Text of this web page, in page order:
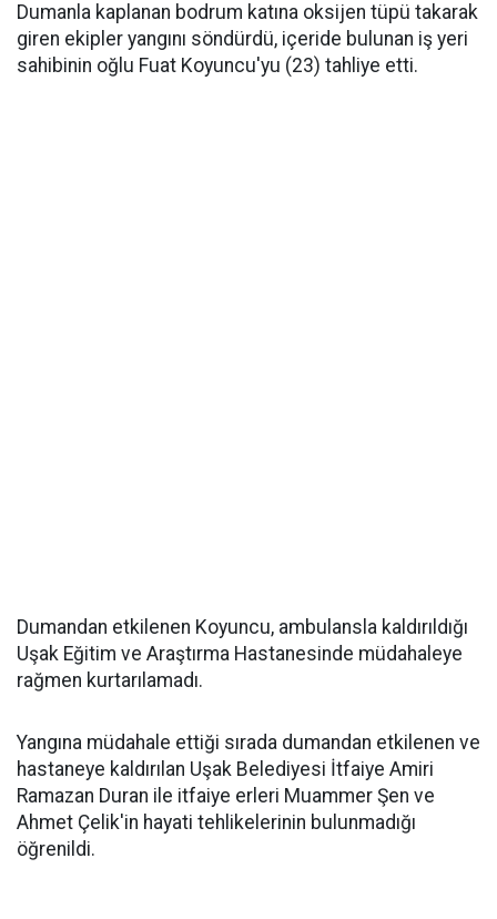
Dumanla kaplanan bodrum katına oksijen tüpü takarak
giren ekipler yangını söndürdü, içeride bulunan iş yeri
sahibinin oğlu Fuat Koyuncu'yu (23) tahliye etti.
Dumandan etkilenen Koyuncu, ambulansla kaldırıldığı
Uşak Eğitim ve Araştırma Hastanesinde müdahaleye
rağmen kurtarılamadı.
Yangına müdahale ettiği sırada dumandan etkilenen ve
hastaneye kaldırılan Uşak Belediyesi İtfaiye Amiri
Ramazan Duran ile itfaiye erleri Muammer Şen ve
Ahmet Çelik'in hayati tehlikelerinin bulunmadığı
öğrenildi.